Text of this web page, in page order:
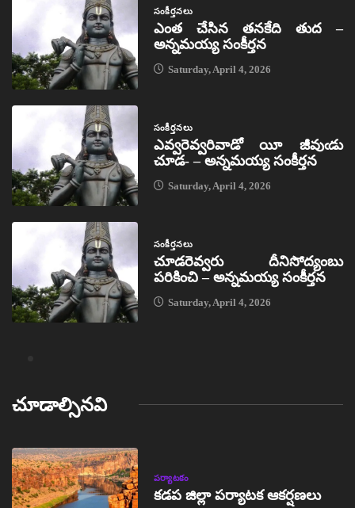
సంకీర్తనలు
ఎంత చేసిన తనకేది తుద –
అన్నమయ్య సంకీర్తన
Saturday, April 4, 2026
సంకీర్తనలు
ఎవ్వరెవ్వరివాడో యీ జీవుఁడు
చూడ- – అన్నమయ్య సంకీర్తన
Saturday, April 4, 2026
సంకీర్తనలు
చూడరెవ్వరు దీనిసోద్యంబు
పరికించి – అన్నమయ్య సంకీర్తన
Saturday, April 4, 2026
చూడాల్సినవి
పర్యాటకం
కడప జిల్లా పర్యాటక ఆకర్షణలు